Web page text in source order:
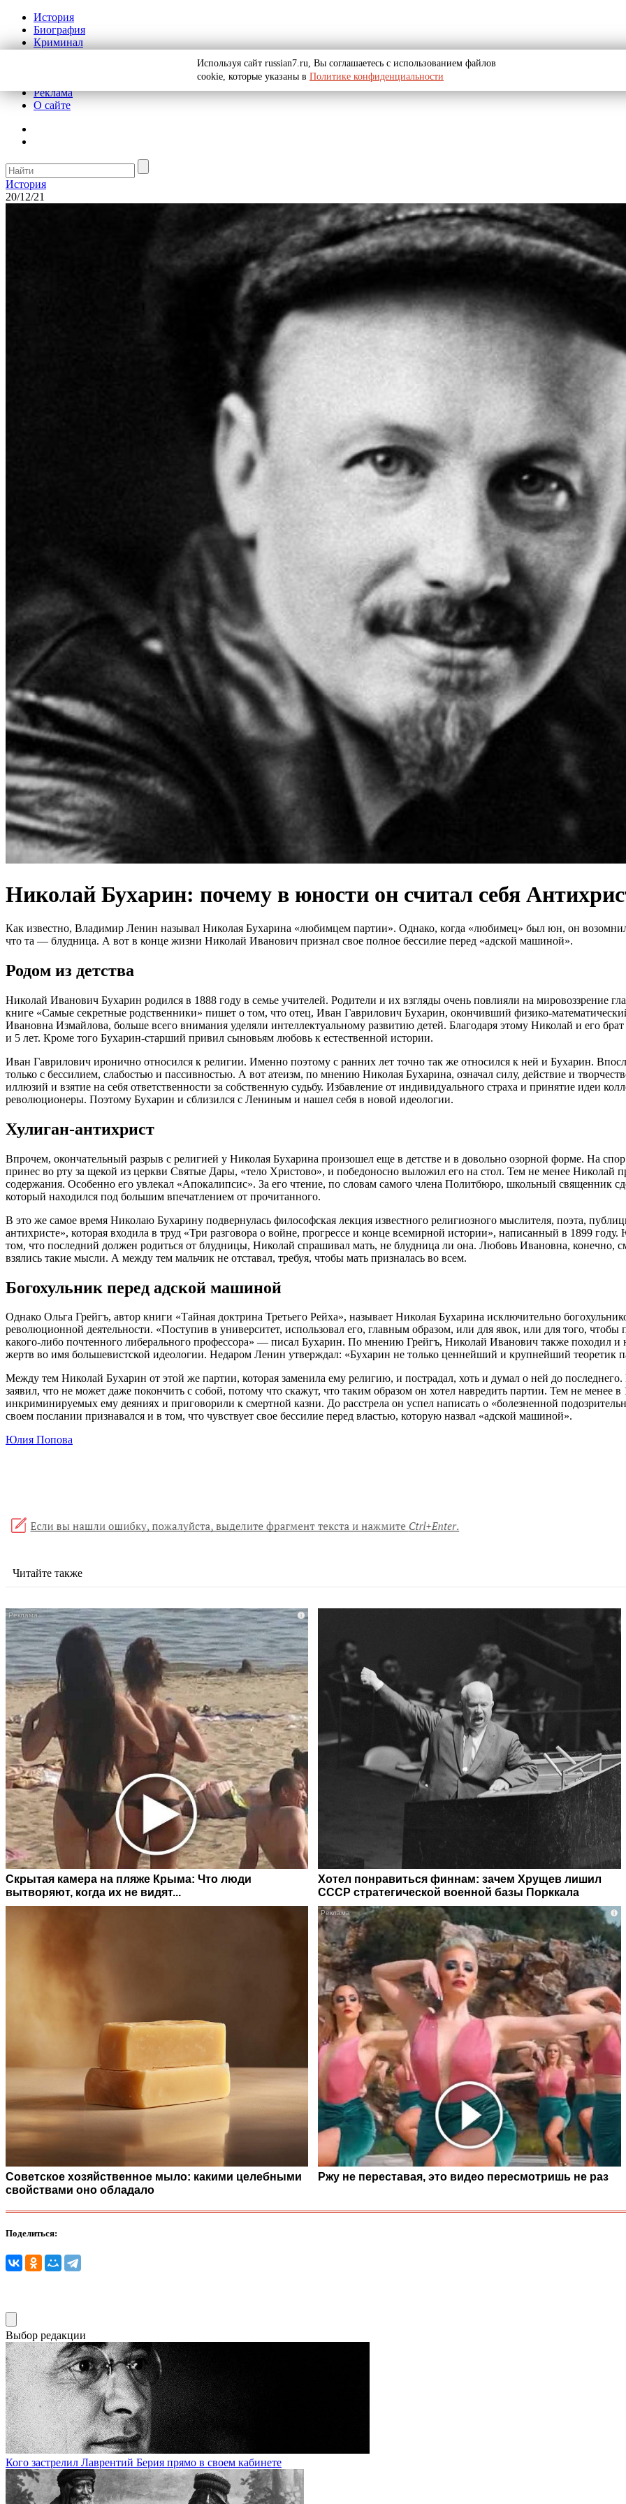
История
Биография
Криминал
Реклама
О сайте
История
20/12/21
Николай Бухарин: почему в юности он считал себя
Как известно, Владимир Ленин называл Николая Бухарина «любимцем партии». Однако, когда «любимец» был юн, он
что та — блудница. А вот в конце жизни Николай Иванович признал свое полное бессилие перед «адской машиной».
Родом из детства
Николай Иванович Бухарин родился в 1888 году в семье учителей. Родители и их взгляды очень повлияли на мировоззрение
книге «Самые секретные родственники» пишет о том, что отец, Иван Гаврилович Бухарин, окончивший физико-
Ивановна Измайлова, больше всего внимания уделяли интеллектуальному развитию детей. Благодаря этому Николай и его
и 5 лет. Кроме того Бухарин-старший привил сыновьям любовь к естественной истории.
Иван Гаврилович иронично относился к религии. Именно поэтому с ранних лет точно так же относился к ней и Бухарин.
только с бессилием, слабостью и пассивностью. А вот атеизм, по мнению Николая Бухарина, означал силу, действие и
иллюзий и взятие на себя ответственности за собственную судьбу. Избавление от индивидуального страха и принятие идеи
революционеры. Поэтому Бухарин и сблизился с Лениным и нашел себя в новой идеологии.
Хулиган-антихрист
Впрочем, окончательный разрыв с религией у Николая Бухарина произошел еще в детстве и в довольно озорной форме. На
принес во рту за щекой из церкви Святые Дары, «тело Христово», и победоносно выложил его на стол. Тем не менее Николай
содержания. Особенно его увлекал «Апокалипсис». За его чтение, по словам самого члена Политбюро, школьный священник
который находился под большим впечатлением от прочитанного.
В это же самое время Николаю Бухарину подвернулась философская лекция известного религиозного мыслителя, поэта,
антихристе», которая входила в труд «Три разговора о войне, прогрессе и конце всемирной истории», написанный в 1899
том, что последний должен родиться от блудницы, Николай спрашивал мать, не блудница ли она. Любовь Ивановна, конечно,
взялись такие мысли. А между тем мальчик не отставал, требуя, чтобы мать призналась во всем.
Богохульник перед адской машиной
Однако Ольга Грейгъ, автор книги «Тайная доктрина Третьего Рейха», называет Николая Бухарина исключительно
революционной деятельности. «Поступив в университет, использовал его, главным образом, или для явок, или для того, чтобы
какого-либо почтенного либерального профессора» — писал Бухарин. По мнению Грейгъ, Николай Иванович также походил и
жертв во имя большевистской идеологии. Недаром Ленин утверждал: «Бухарин не только ценнейший и крупнейший теоретик
Между тем Николай Бухарин от этой же партии, которая заменила ему религию, и пострадал, хоть и думал о ней до
заявил, что не может даже покончить с собой, потому что скажут, что таким образом он хотел навредить партии. Тем не менее
инкриминируемых ему деяниях и приговорили к смертной казни. До расстрела он успел написать о «болезненной
своем послании признавался и в том, что чувствует свое бессилие перед властью, которую назвал «адской машиной».
Юлия Попова
Читайте также
i
Скрытая камера на пляже Крыма: Что люди
вытворяют, когда их не видят...
Хотел понравиться финнам: зачем Хрущев лишил
СССР стратегической военной базы Порккала
Советское хозяйственное мыло: какими целебными
свойствами оно обладало
i
Ржу не переставая, это видео пересмотришь не раз
Поделиться:
Выбор редакции
Кого застрелил Лаврентий Берия прямо в своем кабинете
Используя сайт russian7.ru, Вы соглашаетесь с использованием файлов
cookie, которые указаны в Политике конфиденциальности